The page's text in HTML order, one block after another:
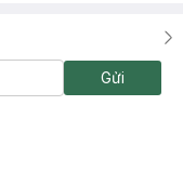
Gửi